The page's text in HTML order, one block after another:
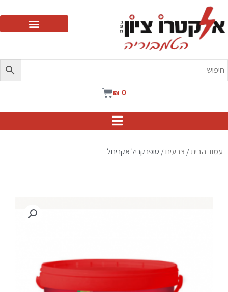
₪ 0
עגלת
עמוד הבית/צבעים/ סופרקריל אקרינול